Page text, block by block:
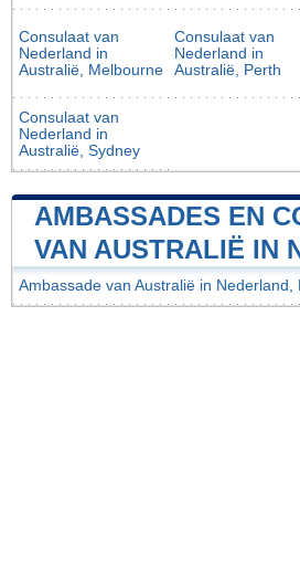
Consulaat van
Nederland in
Australië, Melbourne
Consulaat van
Nederland in
Australië, Perth
Consulaat van
Nederland in
Australië, Sydney
AMBASSADES EN
VAN AUSTRALIË IN
Ambassade van Australië in Nederland,